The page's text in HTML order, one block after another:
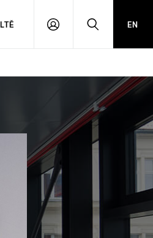
PŘIHLÁSITHLEDAT
EN